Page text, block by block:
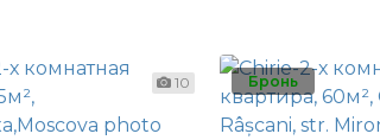
10 Бронь